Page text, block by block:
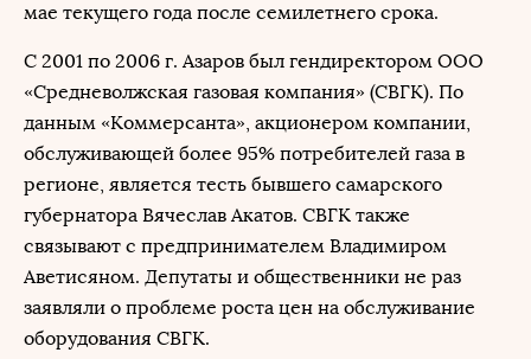
мае текущего года после семилетнего срока.
С 2001 по 2006 г. Азаров был гендиректором ООО
«Средневолжская газовая компания» (СВГК). По
данным «Коммерсанта», акционером компании,
обслуживающей более 95% потребителей газа в
регионе, является тесть бывшего самарского
губернатора Вячеслав Акатов. СВГК также
связывают с предпринимателем Владимиром
Аветисяном. Депутаты и общественники не раз
заявляли о проблеме роста цен на обслуживание
оборудования СВГК.